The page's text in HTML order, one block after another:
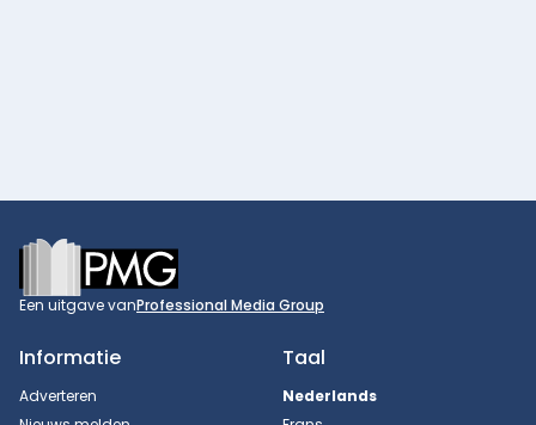
Footer
Een uitgave vanProfessional Media Group
Informatie
Adverteren
Taal
Nederlands